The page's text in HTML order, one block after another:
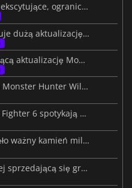
Monster Hunter Wilds dodaje ekscytujące, ograniczone czasowo zadania
Monster Hunter Wilds otrzymuje dużą aktualizację z nowościami
PlayStation ujawnia nadchodzącą aktualizację Monster Hunter Wilds
Ogromna negatywna recenzja Monster Hunter Wilds
Monster Hunter Wilds i Street Fighter 6 spotykają się w epickim crossoverze
Monster Hunter Wilds osiągnęło ważny kamień milowy
Monster Hunter Wilds najlepiej sprzedającą się grą tego roku